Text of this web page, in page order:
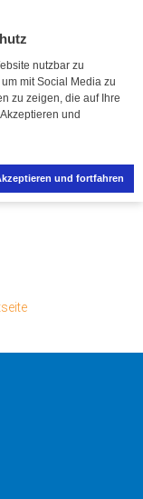
nutzbar zu
mit Social Media zu
zu zeigen, die auf Ihre
und
und fortfahren